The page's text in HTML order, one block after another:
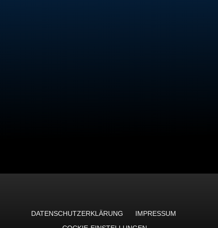
DATENSCHUTZERKLÄRUNG
IMPRESSUM